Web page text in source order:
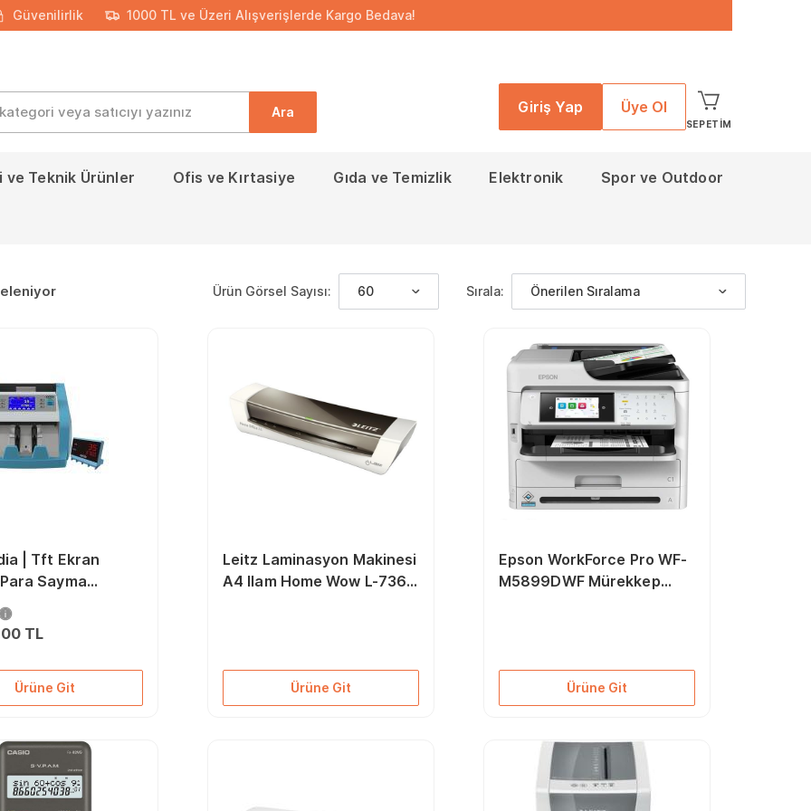
Güvenilirlik 1000 TL ve Üzeri Alışverişlerde Kargo Bedava!
Ara Giriş Yap Üye Ol
SEPETIM
ve Teknik Ürünler Ofis ve Kırtasiye Gıda ve Temizlik Elektronik Spor ve Outdoor
Ürün Görsel Sayısı: 60 Sırala: Önerilen Sıralama
| Tft Ekran
Para Sayma
TL
Ürüne Git
Leitz Laminasyon Makinesi
A4 Ilam Home Wow L-7368
Ürüne Git
Epson WorkForce Pro WF-
M5899DWF Mürekkep
Ürüne Git